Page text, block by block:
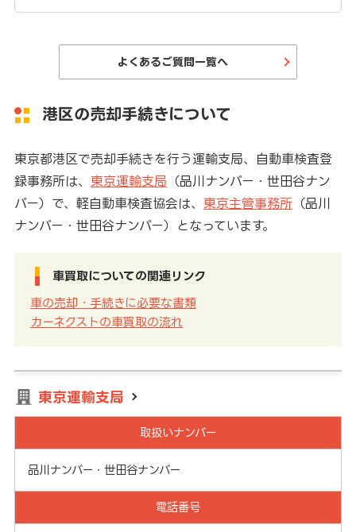
よくあるご質問一覧へ
港区の売却手続きについて
東京都港区で売却手続きを行う運輸支局、自動車検査登
録事務所は、 東京運輸支局 （品川ナンバー・世田谷ナン
バー）で、軽自動車検査協会は、 東京主管事務所（品川
ナンバー・世田谷ナンバー）となっています。
車買取についての関連リンク
車の売却・手続きに必要な書類
カーネクストの車買取の流れ
東京運輸支局
取扱いナンバー
品川ナンバー・世田谷ナンバー
電話番号